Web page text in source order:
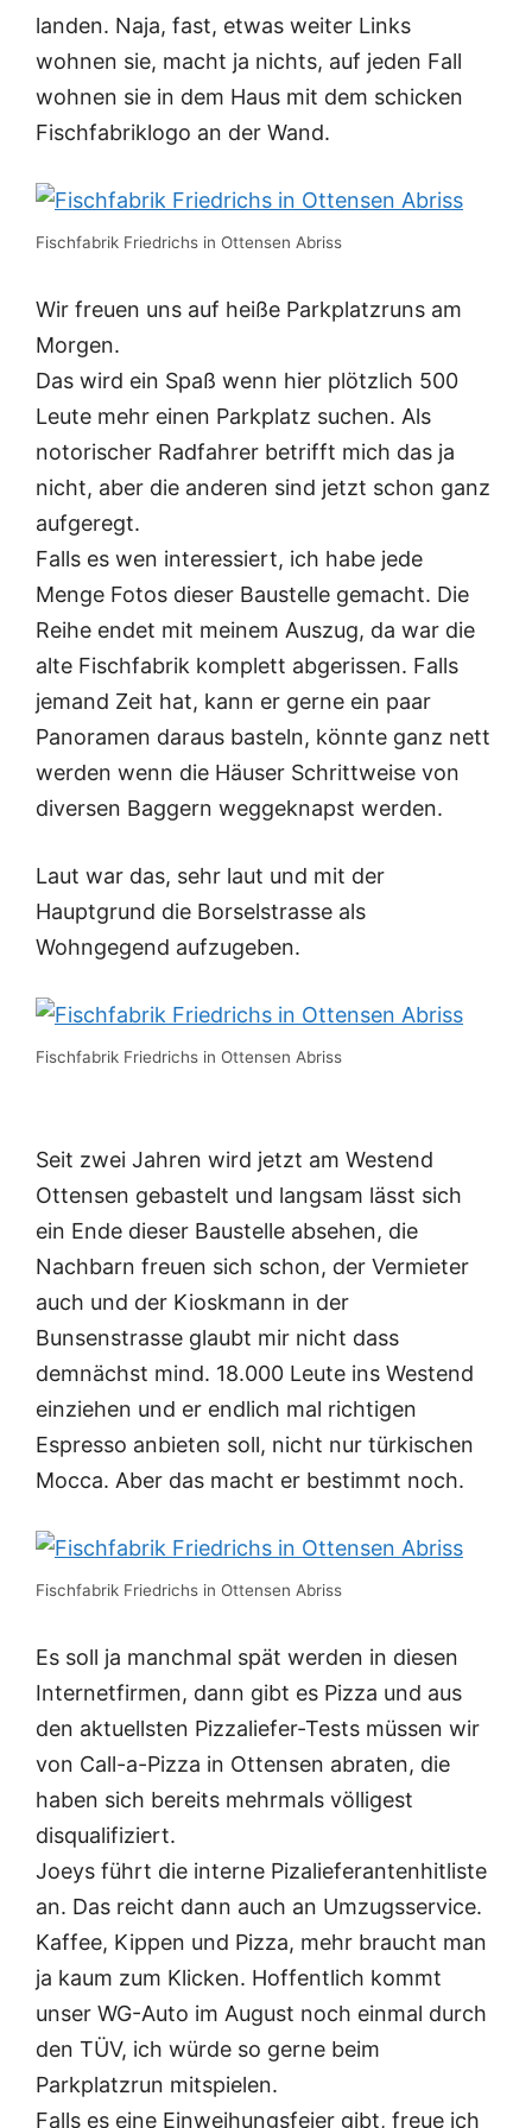
landen. Naja, fast, etwas weiter Links
wohnen sie, macht ja nichts, auf jeden Fall
wohnen sie in dem Haus mit dem schicken
Fischfabriklogo an der Wand.
Fischfabrik Friedrichs in Ottensen Abriss
Wir freuen uns auf heiße Parkplatzruns am
Morgen.
Das wird ein Spaß wenn hier plötzlich 500
Leute mehr einen Parkplatz suchen. Als
notorischer Radfahrer betrifft mich das ja
nicht, aber die anderen sind jetzt schon ganz
aufgeregt.
Falls es wen interessiert, ich habe jede
Menge Fotos dieser Baustelle gemacht. Die
Reihe endet mit meinem Auszug, da war die
alte Fischfabrik komplett abgerissen. Falls
jemand Zeit hat, kann er gerne ein paar
Panoramen daraus basteln, könnte ganz nett
werden wenn die Häuser Schrittweise von
diversen Baggern weggeknapst werden.
Laut war das, sehr laut und mit der
Hauptgrund die Borselstrasse als
Wohngegend aufzugeben.
Fischfabrik Friedrichs in Ottensen Abriss
Seit zwei Jahren wird jetzt am Westend
Ottensen gebastelt und langsam lässt sich
ein Ende dieser Baustelle absehen, die
Nachbarn freuen sich schon, der Vermieter
auch und der Kioskmann in der
Bunsenstrasse glaubt mir nicht dass
demnächst mind. 18.000 Leute ins Westend
einziehen und er endlich mal richtigen
Espresso anbieten soll, nicht nur türkischen
Mocca. Aber das macht er bestimmt noch.
Fischfabrik Friedrichs in Ottensen Abriss
Es soll ja manchmal spät werden in diesen
Internetfirmen, dann gibt es Pizza und aus
den aktuellsten Pizzaliefer-Tests müssen wir
von Call-a-Pizza in Ottensen abraten, die
haben sich bereits mehrmals völligest
disqualifiziert.
Joeys führt die interne Pizalieferantenhitliste
an. Das reicht dann auch an Umzugsservice.
Kaffee, Kippen und Pizza, mehr braucht man
ja kaum zum Klicken. Hoffentlich kommt
unser WG-Auto im August noch einmal durch
den TÜV, ich würde so gerne beim
Parkplatzrun mitspielen.
Falls es eine Einweihungsfeier gibt, freue ich